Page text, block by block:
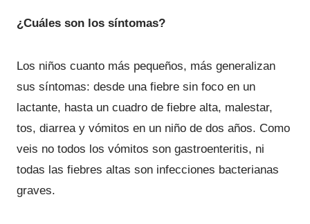
¿Cuáles son los síntomas?
Los niños cuanto más pequeños, más generalizan
sus síntomas: desde una fiebre sin foco en un
lactante, hasta un cuadro de fiebre alta, malestar,
tos, diarrea y vómitos en un niño de dos años. Como
veis no todos los vómitos son gastroenteritis, ni
todas las fiebres altas son infecciones bacterianas
graves.